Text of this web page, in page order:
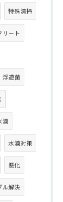
特殊清掃
リート
浮遊菌
滴
水滴対策
悪化
ル解決